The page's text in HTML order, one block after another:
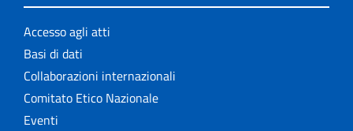
Accesso agli atti
Basi di dati
Collaborazioni internazionali
Comitato Etico Nazionale
Eventi